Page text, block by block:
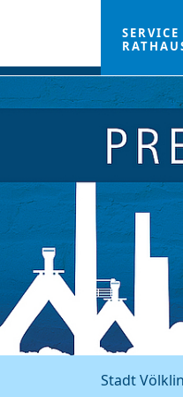
SERVICE
Stadt